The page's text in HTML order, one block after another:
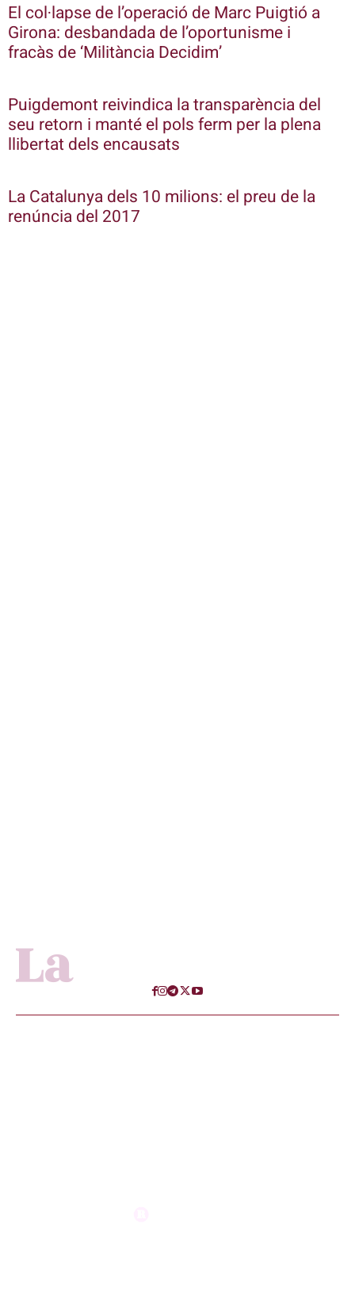
El col·lapse de l’operació de Marc Puigtió a
Girona: desbandada de l’oportunisme i
fracàs de ‘Militància Decidim’
Puigdemont reivindica la transparència del
seu retorn i manté el pols ferm per la plena
llibertat dels encausats
La Catalunya dels 10 milions: el preu de la
renúncia del 2017